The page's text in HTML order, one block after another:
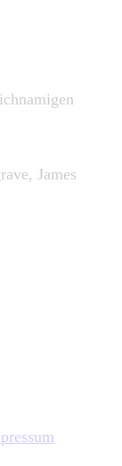
James